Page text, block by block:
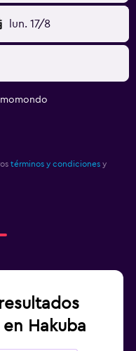
lun. 17/8
momondo
términos y condiciones y
Hakuba